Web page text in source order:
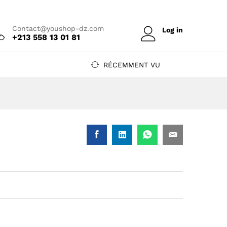
Contact@youshop-dz.com
+213 558 13 01 81
Log in
RÉCEMMENT VU
On-Line double conversion Rack 2U — YouShop DZ
/ 900 W On-Line double conversion Rack 2U — YouShop DZ
VA / 900 W On-Line double conversion Rack 2U — YouShop